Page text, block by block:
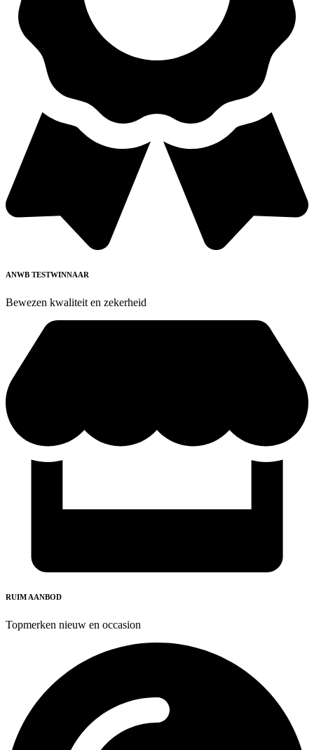
ANWB TESTWINNAAR
Bewezen kwaliteit en zekerheid
RUIM AANBOD
Topmerken nieuw en occasion